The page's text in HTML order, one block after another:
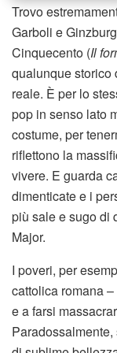
Trovo
Garboli e
Cinquecento (Il
qualunque storico
reale. È per lo
pop in senso lato
costume, per
riflettono la
vivere. E guarda
dimenticate e i
più sale e sugo di
Major.
I poveri, per
cattolica romana
e a farsi